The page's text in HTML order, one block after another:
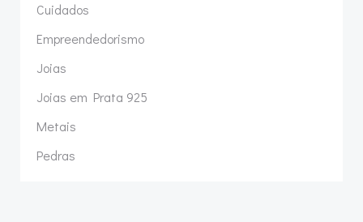
Cuidados
Empreendedorismo
Joias
Joias em Prata 925
Metais
Pedras